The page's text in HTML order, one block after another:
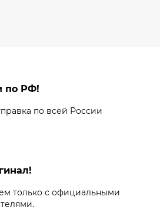
по РФ!
по всей России
только с официальными